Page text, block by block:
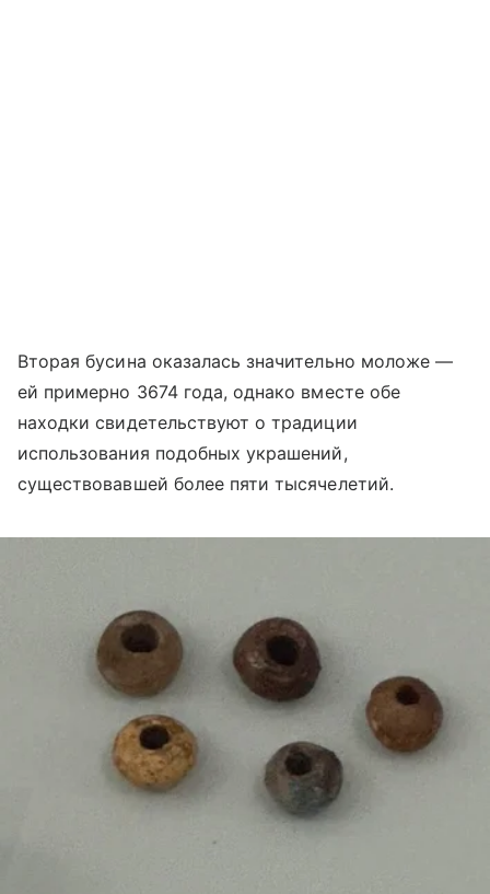
Вторая бусина оказалась значительно моложе —
ей примерно 3674 года, однако вместе обе
находки свидетельствуют о традиции
использования подобных украшений,
существовавшей более пяти тысячелетий.